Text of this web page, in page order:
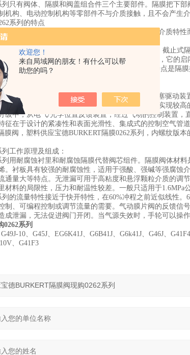
欢迎您！
来自局域网的朋友！有什么可以帮
助您的吗？
列只有阀体、隔膜和阀盖组合件三个主要部件。隔膜把下
机构、电动控制机构等零部件不与介质接触，且不会产生
系列的特点
作的隔膜，密封性好。由于隔膜为易损件，应视介质特性
于低压和温度相对不高的场合。
系列按形式可分为：屋式隔膜阀、直流式隔膜阀、截止式
列是一种特殊形式的截断阀，出现于20世纪20年底，它的
应宝德BURKERT隔膜0262系列的特点：zui突出特点是隔
省去了填料密封结构，且不会产生介质外漏。
系列
列通过隔膜将介质与执行器隔离由一个气动的活塞驱动
或腐蚀性环境下的使用。利于流动的*阀体，能够实现较
级中，从电气/光学位置反馈装置，经过气动的控制装置
征在于设计的紧凑性和表面光滑性、集成式的控制空气管
膜阀，塑料供应宝德BURKERT隔膜0262系列，内螺纹版
工作原理及组成：
列用耐腐蚀衬里和耐腐蚀隔膜代替阀芯组件。隔膜阀体材
。衬板具有较强的耐腐蚀性，适用于强酸、强碱等强腐蚀介
通量大等特点。无泄漏可用于高粘度和悬浮颗粒介质的调
料的局限性，压力和耐温性较差。一般只适用于1.6MPa
的流量特性接近于快开特性，在60%冲程之前近似线性
制、可编程控制或调节流量的需要。气动膜片阀的反馈信
成泄漏，无法促进阀门开闭。当气源失效时，手轮可以操作
系列
10、G45J、EG6K41J、G6B41J、G6k41J、G46J、
、G41F3